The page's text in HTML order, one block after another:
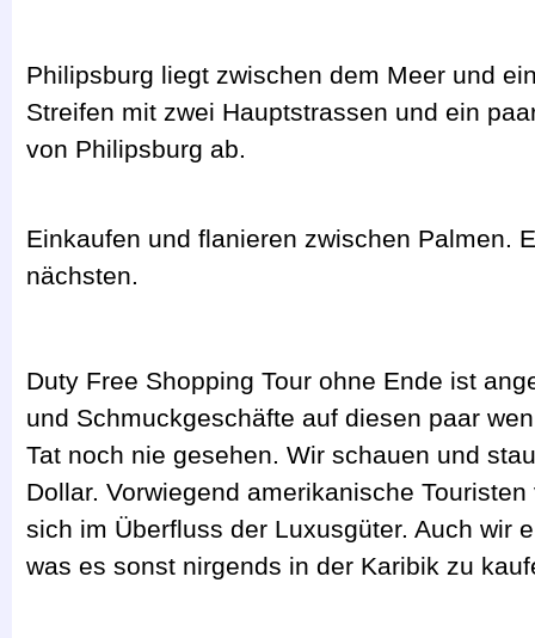
Philipsburg liegt zwischen dem Meer und
Streifen mit zwei Hauptstrassen und ein
von Philipsburg ab.
Einkaufen und flanieren zwischen Palmen.
nächsten.
Duty Free Shopping Tour ohne Ende ist
und Schmuckgeschäfte auf diesen paar
Tat noch nie gesehen. Wir schauen und
Dollar. Vorwiegend amerikanische
sich im Überfluss der Luxusgüter. Auch wir
was es sonst nirgends in der Karibik zu